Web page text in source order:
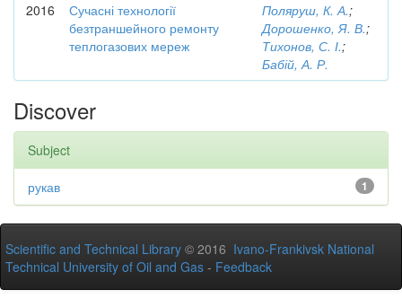
2016
Сучасні технології
безтраншейного ремонту
теплогазових мереж
Поляруш, К. А.;
Дорошенко, Я. В.;
Тихонов, С. І.;
Бабій, А. Р.
Discover
Subject
1
рукав
Scientific and Technical Library © 2016 Ivano-Frankivsk National
Technical University of Oil and Gas - Feedback